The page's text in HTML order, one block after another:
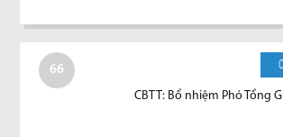
66
CBTT: Bổ nhiệm Phó Tổng